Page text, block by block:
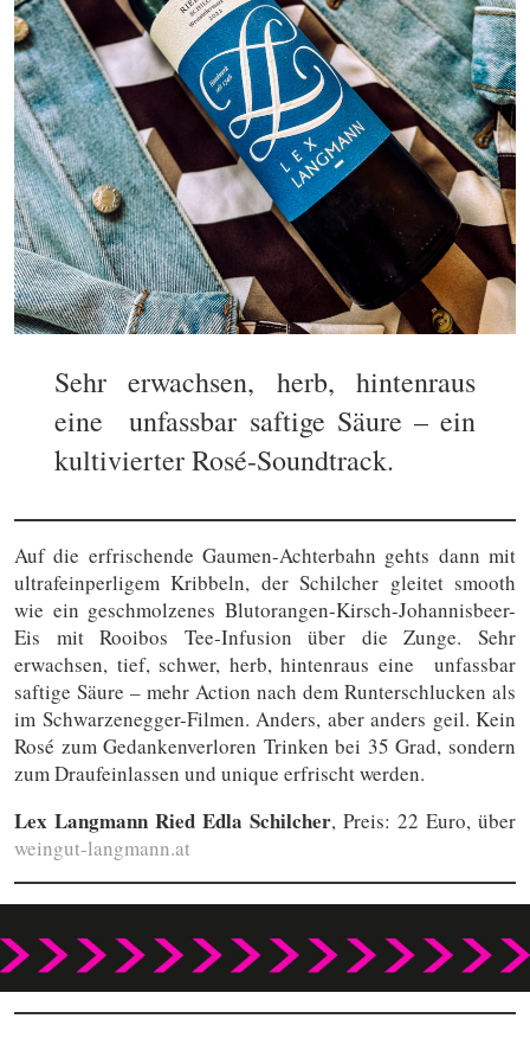
Sehr erwachsen, herb, hintenraus
eine unfassbar saftige Säure – ein
kultivierter Rosé-Soundtrack.
Auf die erfrischende Gaumen-Achterbahn gehts dann mit
ultrafeinperligem Kribbeln, der Schilcher gleitet smooth
wie ein geschmolzenes Blutorangen-Kirsch-Johannisbeer-
Eis mit Rooibos Tee-Infusion über die Zunge. Sehr
erwachsen, tief, schwer, herb, hintenraus eine unfassbar
saftige Säure – mehr Action nach dem Runterschlucken als
im Schwarzenegger-Filmen. Anders, aber anders geil. Kein
Rosé zum Gedankenverloren Trinken bei 35 Grad, sondern
zum Draufeinlassen und unique erfrischt werden.
Lex Langmann Ried Edla Schilcher, Preis: 22 Euro, über
weingut-langmann.at